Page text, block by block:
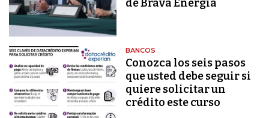
de Brava Energía
BANCOS
Conozca los seis pasos
que usted debe seguir si
quiere solicitar un
crédito este curso